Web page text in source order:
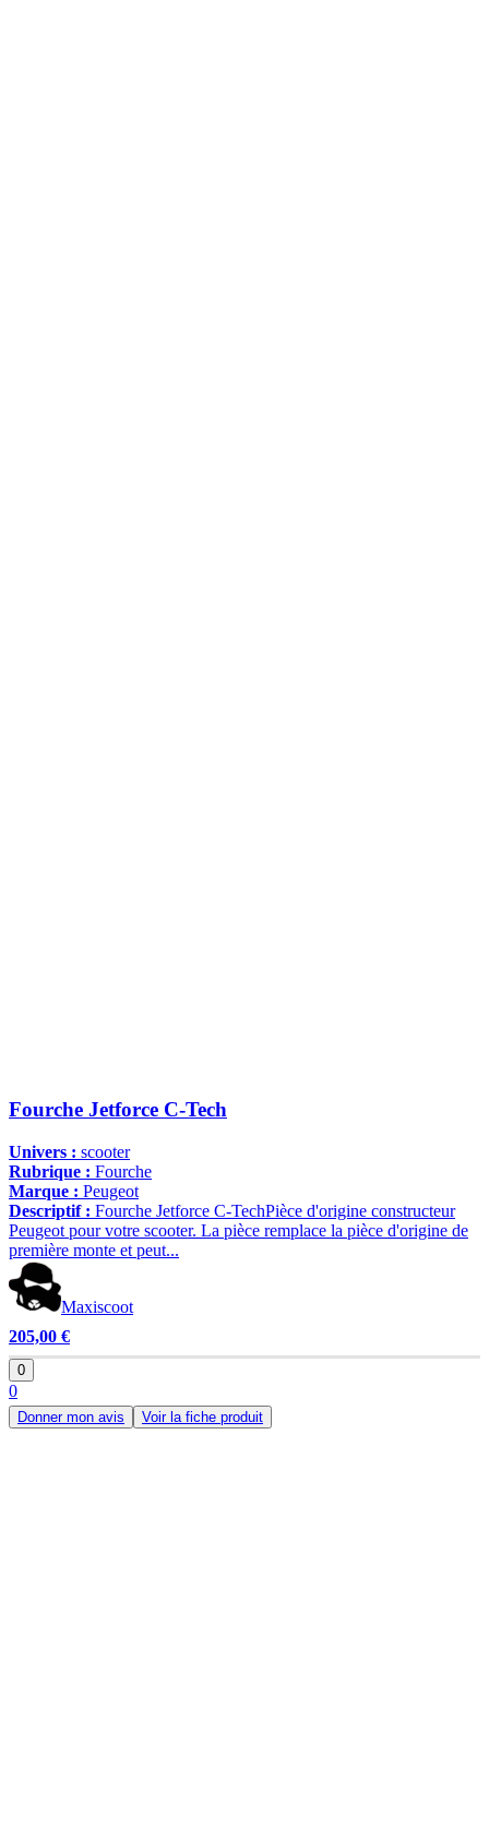
Fourche Jetforce C-Tech
Univers : scooter
Rubrique : Fourche
Marque : Peugeot
Descriptif : Fourche Jetforce C-TechPièce d'origine constructeur
Peugeot pour votre scooter. La pièce remplace la pièce d'origine de
première monte et peut...
Maxiscoot
205,00 €
0
0
Donner mon avis Voir la fiche produit